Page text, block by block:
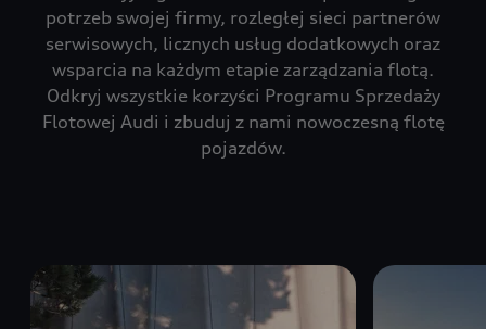
potrzeb swojej firmy, rozległej sieci partnerów
serwisowych, licznych usług dodatkowych oraz
wsparcia na każdym etapie zarządzania flotą.
Odkryj wszystkie korzyści Programu Sprzedaży
Flotowej Audi i zbuduj z nami nowoczesną flotę
pojazdów.